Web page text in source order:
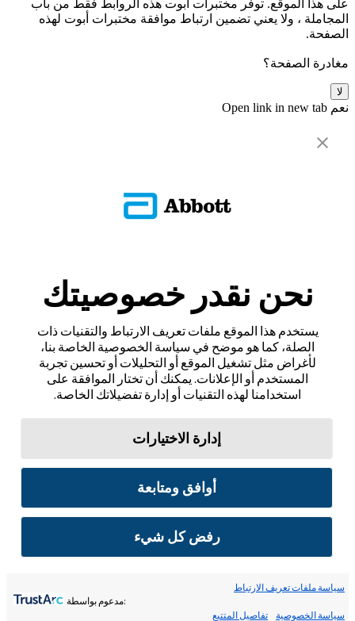
على هذا الموقع. توفر مختبرات أبوت هذه الروابط فقط من باب
المجاملة ، ولا يعني تضمين ارتباط موافقة مختبرات أبوت لهذه
الصفحة.
مغادرة الصفحة؟
لا
نعم Open link in new tab
نحن نقدر خصوصيتك
يستخدم هذا الموقع ملفات تعريف الارتباط والتقنيات ذات
الصلة، كما هو موضح في سياسة الخصوصية الخاصة بنا،
لأغراض مثل تشغيل الموقع أو التحليلات أو تحسين تجربة
المستخدم أو الإعلانات. يمكنك أن تختار الموافقة على
استخدامنا لهذه التقنيات أو إدارة تفضيلاتك الخاصة.
إدارة الاختيارات
أوافق ومتابعة
رفض كل شيء
سياسة ملفات تعريف الارتباط
سياسة الخصوصية تفاصيل المتتبع
:مدعوم بواسطة